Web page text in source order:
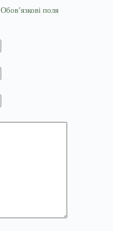
Обов’язкові поля